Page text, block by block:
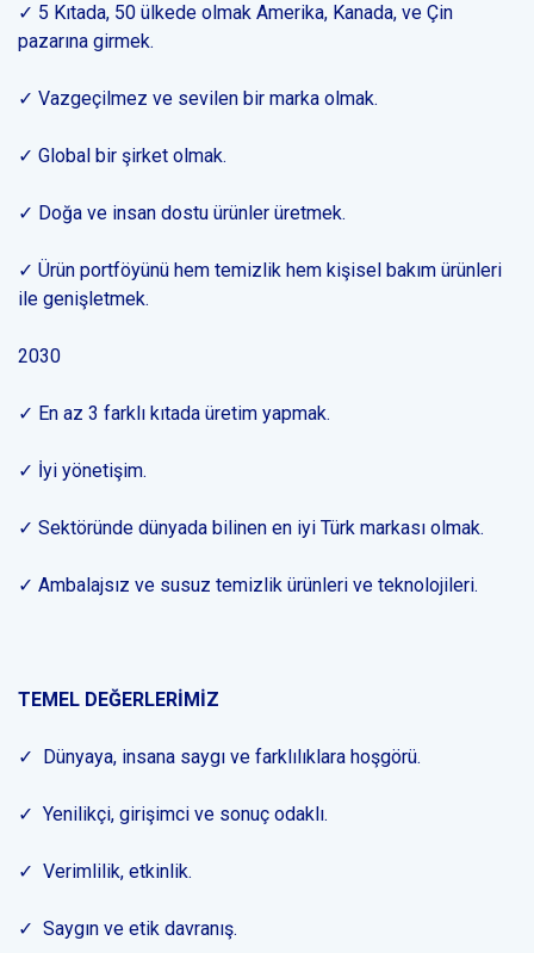
✓ 5 Kıtada, 50 ülkede olmak Amerika, Kanada, ve Çin
pazarına girmek.
✓ Vazgeçilmez ve sevilen bir marka olmak.
✓ Global bir şirket olmak.
✓ Doğa ve insan dostu ürünler üretmek.
✓ Ürün portföyünü hem temizlik hem kişisel bakım ürünleri
ile genişletmek.
2030
✓ En az 3 farklı kıtada üretim yapmak.
✓ İyi yönetişim.
✓ Sektöründe dünyada bilinen en iyi Türk markası olmak.
✓ Ambalajsız ve susuz temizlik ürünleri ve teknolojileri.
TEMEL DEĞERLERİMİZ
✓ Dünyaya, insana saygı ve farklılıklara hoşgörü.
✓ Yenilikçi, girişimci ve sonuç odaklı.
✓ Verimlilik, etkinlik.
✓ Saygın ve etik davranış.